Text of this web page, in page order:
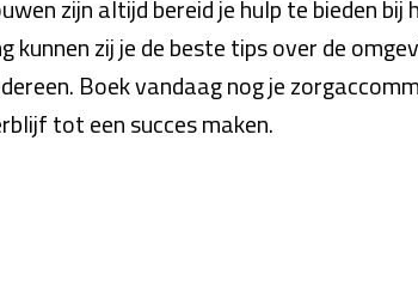
zijn altijd bereid je hulp te bieden
kunnen zij je de beste tips over de
Boek vandaag nog je
tot een succes maken.